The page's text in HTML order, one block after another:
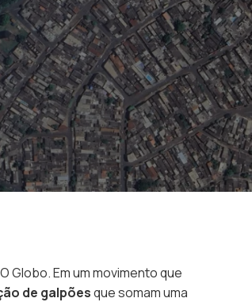
Em um movimento que
de galpõesque somam uma